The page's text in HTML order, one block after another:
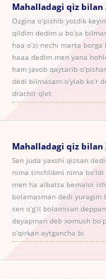
Mahalladagi qiz bilan
Ozgina oʻpishib yotdik
qildim dedim u boʻsa
haa oʻzi nechi marta
haaa dedim men yana
ham javob qaytarib
dedi bilmasam oʻylab koʻr
drachit qlet
Mahalladagi qiz bilan
Sen juda yaxshi qizsan
nima tinchlikmi nima
men ha albatta bemalol
bolamasman dedi yuragim
sen oʻgʻil bolamisan
deyapman deb xomush
oʻqirkan aytgancha bi